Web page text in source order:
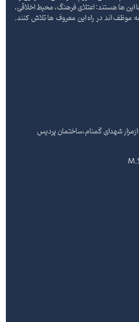
ها هستند: اعتلای فرهنگ، محیط اخلاقی،
اند در راه این معروف ها تلاش کنند.
ازمزار شهدای گمنام،ساختمان پردیس